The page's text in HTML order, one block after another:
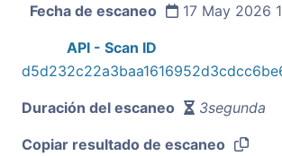
Fecha de escaneo 17 May 2026
API - Scan ID
Duración del escaneo 3segunda
Copiar resultado de escaneo